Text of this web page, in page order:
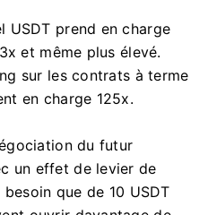
USDT prend en charge
et même plus élevé.
sur les contrats à terme
en charge 125x.
du futur
un effet de levier de
que de 10 USDT